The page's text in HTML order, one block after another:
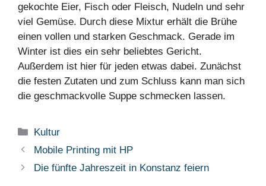
gekochte Eier, Fisch oder Fleisch, Nudeln und sehr
viel Gemüse. Durch diese Mixtur erhält die Brühe
einen vollen und starken Geschmack. Gerade im
Winter ist dies ein sehr beliebtes Gericht.
Außerdem ist hier für jeden etwas dabei. Zunächst
die festen Zutaten und zum Schluss kann man sich
die geschmackvolle Suppe schmecken lassen.
Kategorien
Kultur
Mobile Printing mit HP
Die fünfte Jahreszeit in Konstanz feiern